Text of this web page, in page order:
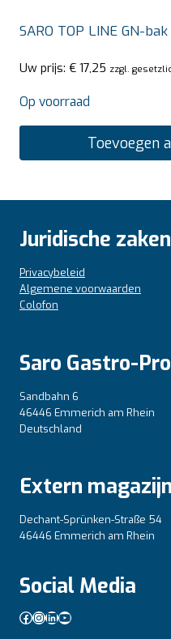
SARO TOP LINE GN-
Uw prijs: € 17,25 zzgl.
Op voorraad
Toevoegen
Juridische zaken
Privacybeleid
Algemene voorwaarden
Colofon
Saro Gastro-
Sandbahn 6
46446 Emmerich am Rhein
Deutschland
Extern magazijn
Dechant-Sprünken-Straße 54
46446 Emmerich am Rhein
Social Media
Facebook
Instagram
LinkedIn
YouTube